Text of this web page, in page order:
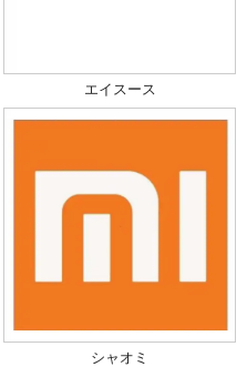
エイスース
シャオミ